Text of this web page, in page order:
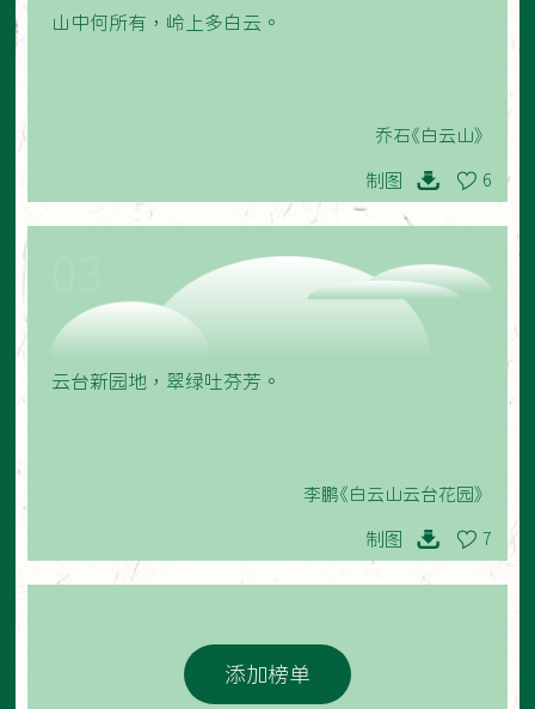
山中何所有，岭上多白云。
乔石《白云山》
制图 6
云台新园地，翠绿吐芬芳。
李鹏《白云山云台花园》
制图 7
添加榜单